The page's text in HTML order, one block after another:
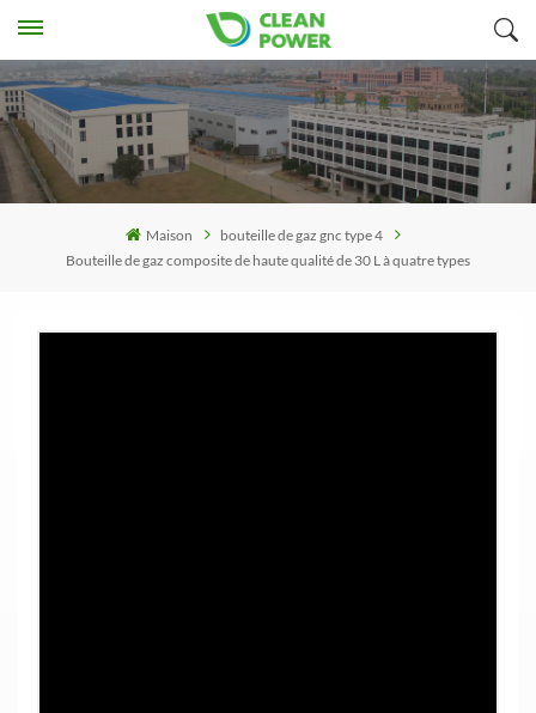
Maison
bouteille de gaz gnc type 4
Bouteille de gaz composite de haute qualité de 30 L à quatre types